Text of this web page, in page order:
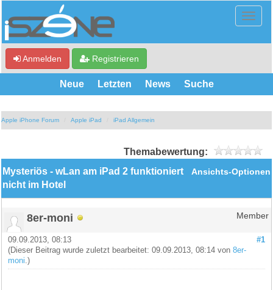
Anmelden Registrieren
Neue Letzten News Suche
Apple iPhone Forum Apple iPad iPad Allgemein
Themabewertung:
Ansichts-Optionen
Mysteriös - wLan am iPad 2 funktioniert
nicht im Hotel
8er-moni Member
#1
09.09.2013, 08:13
(Dieser Beitrag wurde zuletzt bearbeitet: 09.09.2013, 08:14 von8er-
moni .)